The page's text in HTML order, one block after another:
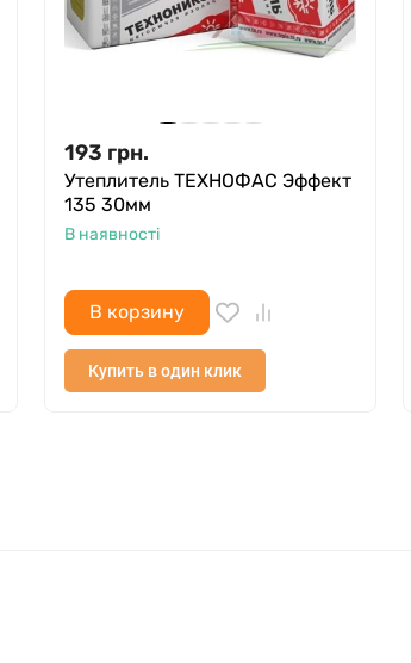
193 грн.
Утеплитель ТЕХНОФАС Эффект
135 30мм
В наявності
В корзину
Купить в один клик